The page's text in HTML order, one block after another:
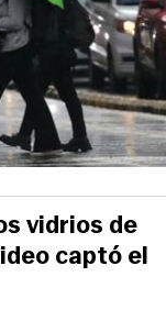
vidrios de
captó el